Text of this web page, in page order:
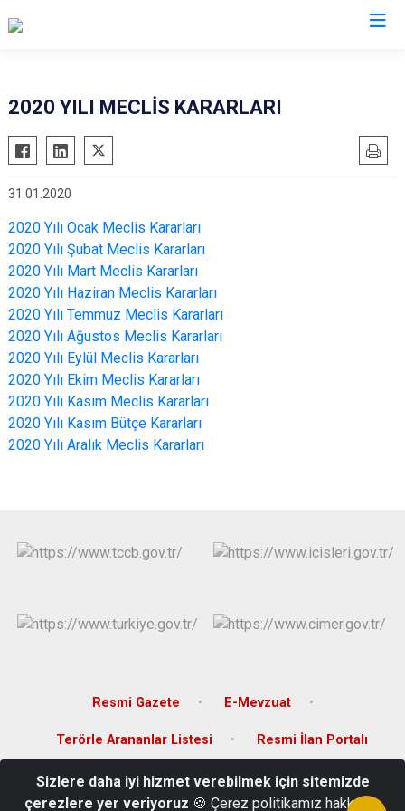
2020 YILI MECLİS KARARLARI
31.01.2020
2020 Yılı Ocak Meclis Kararları
2020 Yılı Şubat Meclis Kararları
2020 Yılı Mart Meclis Kararları
2020 Yılı Haziran Meclis Kararları
2020 Yılı Temmuz Meclis Kararları
2020 Yılı Ağustos Meclis Kararları
2020 Yılı Eylül Meclis Kararları
2020 Yılı Ekim Meclis Kararları
2020 Yılı Kasım Meclis Kararları
2020 Yılı Kasım Bütçe Kararları
2020 Yılı Aralık Meclis Kararları
Resmi Gazete E-Mevzuat
Terörle Arananlar Listesi Resmi İlan Portalı
Gelincik Mah. Fatih Cad. No:16 SİNOP
Sizlere daha iyi hizmet verebilmek için sitemizde
çerezlere yer veriyoruz 🍪 Çerez politikamız hakkında